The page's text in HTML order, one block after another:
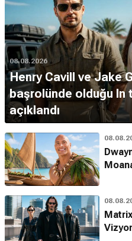
08.08.2026
Henry Cavill ve Jake
başrolünde olduğu In
açıklandı